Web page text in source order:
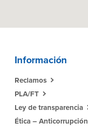
Información
Reclamos
PLA/FT
Ley de transparencia
Ética – Anticorrupción